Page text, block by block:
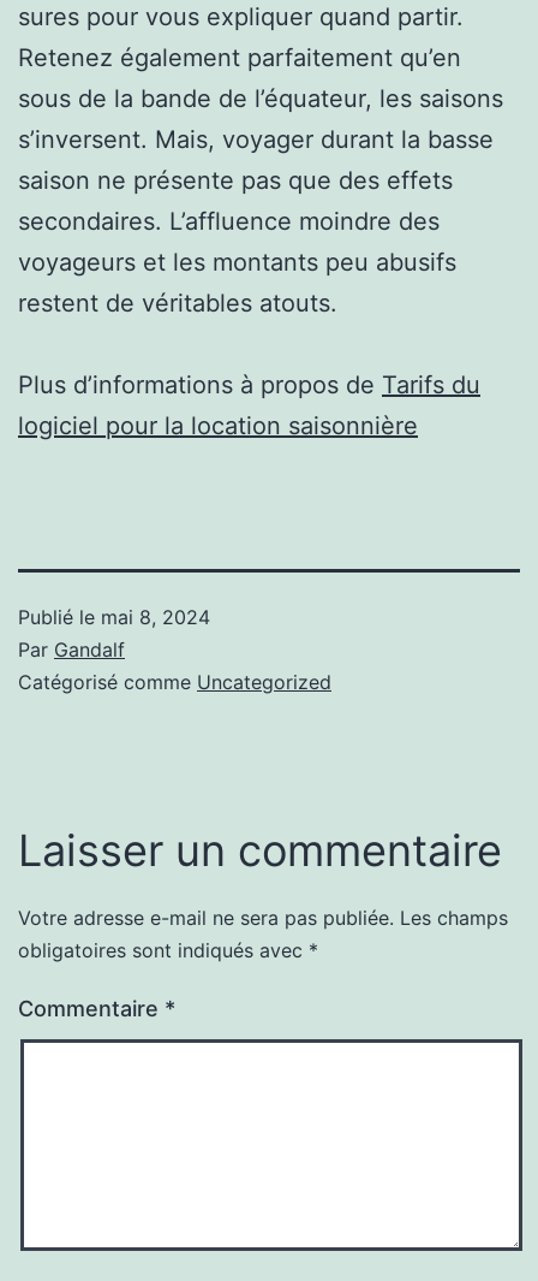
sures pour vous expliquer quand partir.
Retenez également parfaitement qu’en
sous de la bande de l’équateur, les saisons
s’inversent. Mais, voyager durant la basse
saison ne présente pas que des effets
secondaires. L’affluence moindre des
voyageurs et les montants peu abusifs
restent de véritables atouts.
Plus d’informations à propos de Tarifs du
logiciel pour la location saisonnière
Publié le mai 8, 2024
Par Gandalf
Catégorisé comme Uncategorized
Laisser un commentaire
Votre adresse e-mail ne sera pas publiée. Les champs
obligatoires sont indiqués avec *
Commentaire *